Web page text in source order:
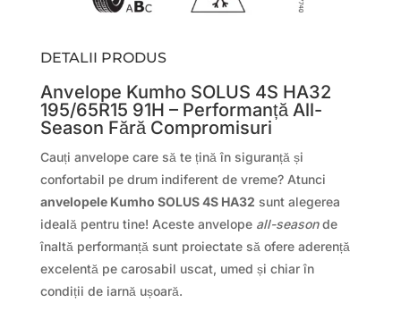
DETALII PRODUS
Anvelope Kumho SOLUS 4S HA32
195/65R15 91H – Performanță All-
Season Fără Compromisuri
Cauți anvelope care să te țină în siguranță și
confortabil pe drum indiferent de vreme? Atunci
anvelopele Kumho SOLUS 4S HA32 sunt alegerea
ideală pentru tine! Aceste anvelope all-seasonde
înaltă performanță sunt proiectate să ofere aderență
excelentă pe carosabil uscat, umed și chiar în
condiții de iarnă ușoară.